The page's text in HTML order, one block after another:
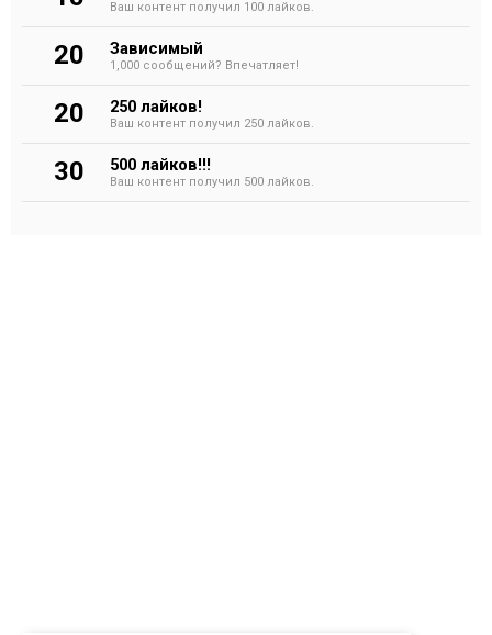
Ваш контент получил 100 лайков.
20 Зависимый
1,000 сообщений? Впечатляет!
20 250 лайков!
Ваш контент получил 250 лайков.
30 500 лайков!!!
Ваш контент получил 500 лайков.